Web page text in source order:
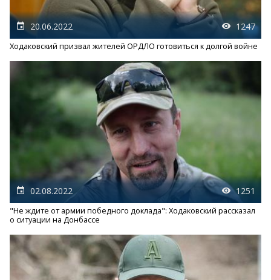
20.06.2022 1247
Ходаковский призвал жителей ОРДЛО готовиться к долгой войне
02.08.2022 1251
"Не ждите от армии победного доклада": Ходаковский рассказал
о ситуации на Донбассе